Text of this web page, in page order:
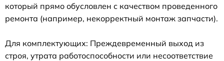
который прямо обусловлен с качеством проведенного
ремонта (например, некорректный монтаж запчасти).
Для комплектующих: Преждевременный выход из
строя, утрата работоспособности или несоответствие